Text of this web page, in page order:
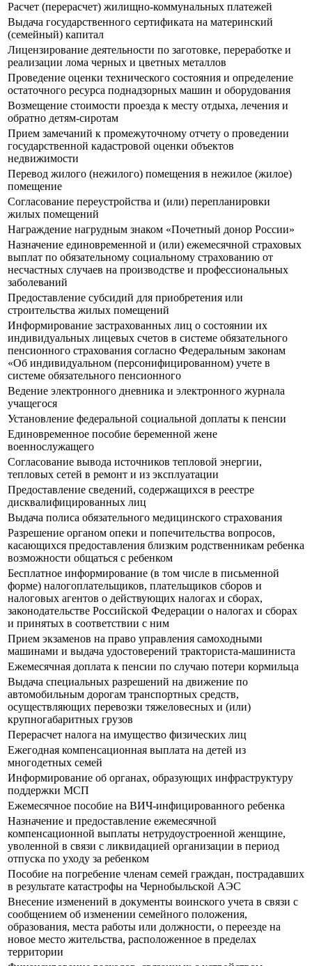
Расчет (перерасчет) жилищно-коммунальных платежей
Выдача государственного сертификата на материнский
(семейный) капитал
Лицензирование деятельности по заготовке, переработке и
реализации лома черных и цветных металлов
Проведение оценки технического состояния и определение
остаточного ресурса поднадзорных машин и оборудования
Возмещение стоимости проезда к месту отдыха, лечения и
обратно детям-сиротам
Прием замечаний к промежуточному отчету о проведении
государственной кадастровой оценки объектов
недвижимости
Перевод жилого (нежилого) помещения в нежилое (жилое)
помещение
Согласование переустройства и (или) перепланировки
жилых помещений
Награждение нагрудным знаком «Почетный донор России»
Назначение единовременной и (или) ежемесячной страховых
выплат по обязательному социальному страхованию от
несчастных случаев на производстве и профессиональных
заболеваний
Предоставление субсидий для приобретения или
строительства жилых помещений
Информирование застрахованных лиц о состоянии их
индивидуальных лицевых счетов в системе обязательного
пенсионного страхования согласно Федеральным законам
«Об индивидуальном (персонифицированном) учете в
системе обязательного пенсионного
Ведение электронного дневника и электронного журнала
учащегося
Установление федеральной социальной доплаты к пенсии
Единовременное пособие беременной жене
военнослужащего
Согласование вывода источников тепловой энергии,
тепловых сетей в ремонт и из эксплуатации
Предоставление сведений, содержащихся в реестре
дисквалифицированных лиц
Выдача полиса обязательного медицинского страхования
Разрешение органом опеки и попечительства вопросов,
касающихся предоставления близким родственникам ребенка
возможности общаться с ребенком
Бесплатное информирование (в том числе в письменной
форме) налогоплательщиков, плательщиков сборов и
налоговых агентов о действующих налогах и сборах,
законодательстве Российской Федерации о налогах и сборах
и принятых в соответствии с ним
Прием экзаменов на право управления самоходными
машинами и выдача удостоверений тракториста-машиниста
Ежемесячная доплата к пенсии по случаю потери кормильца
Выдача специальных разрешений на движение по
автомобильным дорогам транспортных средств,
осуществляющих перевозки тяжеловесных и (или)
крупногабаритных грузов
Перерасчет налога на имущество физических лиц
Ежегодная компенсационная выплата на детей из
многодетных семей
Информирование об органах, образующих инфраструктуру
поддержки МСП
Ежемесячное пособие на ВИЧ-инфицированного ребенка
Назначение и предоставление ежемесячной
компенсационной выплаты нетрудоустроенной женщине,
уволенной в связи с ликвидацией организации в период
отпуска по уходу за ребенком
Пособие на погребение членам семей граждан, пострадавших
в результате катастрофы на Чернобыльской АЭС
Внесение изменений в документы воинского учета в связи с
сообщением об изменении семейного положения,
образования, места работы или должности, о переезде на
новое место жительства, расположенное в пределах
территории